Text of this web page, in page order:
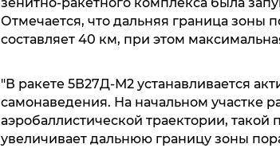
зенитно-ракетного комплекса была
Отмечается, что дальняя граница зоны
составляет 40 км, при этом
"В ракете 5В27Д-М2 устанавливается
самонаведения. На начальном участке
аэробаллистической траектории, такой
увеличивает дальнюю границу зоны